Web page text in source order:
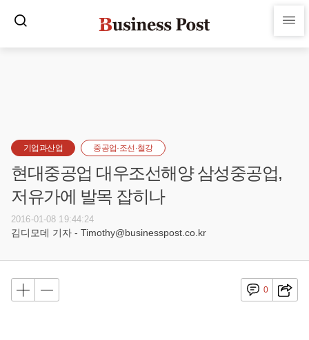
기업과산업 중공업·조선·철강
현대중공업 대우조선해양 삼성중공업,
저유가에 발목 잡히나
2016-01-08 19:44:24
김디모데 기자 - Timothy@businesspost.co.kr
0